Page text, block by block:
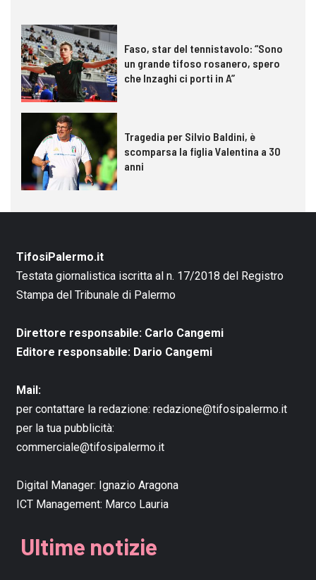
Faso, star del tennistavolo: “Sono
un grande tifoso rosanero, spero
che Inzaghi ci porti in A”
Tragedia per Silvio Baldini, è
scomparsa la figlia Valentina a 30
anni
TifosiPalermo.it
Testata giornalistica iscritta al n. 17/2018 del Registro
Stampa del Tribunale di Palermo
Direttore responsabile: Carlo Cangemi
Editore responsabile: Dario Cangemi
Mail:
per contattare la redazione: redazione@tifosipalermo.it
per la tua pubblicità:
commerciale@tifosipalermo.it
Digital Manager: Ignazio Aragona
ICT Management: Marco Lauria
Ultime notizie